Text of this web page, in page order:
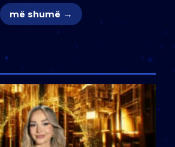
më shumë →